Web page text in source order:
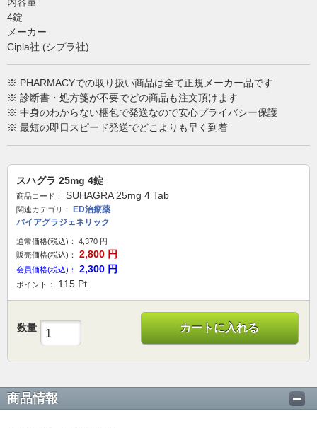
4錠
メーカー
Cipla社 (シプラ社)
※ PHARMACYでの取り扱い商品は全て正規メーカー品です
※ 診断書・処方箋が不要でどの商品も注文頂けます
※ 中身のわからない梱包で発送なので安心プライバシー保護
※ 最短の即日スピード発送でどこよりも早く到着
スハグラ 25mg 4錠
商品コード： SUHAGRA 25mg 4 Tab
関連カテゴリ：
ED治療薬
バイアグラジェネリック
通常価格(税込)： 4,370 円
販売価格(税込)：
2,800 円
会員価格(税込)： 2,300 円
ポイント： 115 Pt
数量 カートに入れる
商品情報